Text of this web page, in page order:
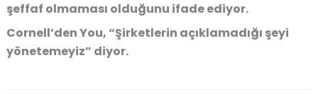
şeffaf olmaması olduğunu ifade ediyor.
Cornell’den You, “Şirketlerin açıklamadığı şeyi
yönetemeyiz” diyor.